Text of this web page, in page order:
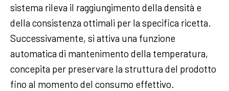
sistema rileva il raggiungimento della densità e
della consistenza ottimali per la specifica ricetta.
Successivamente, si attiva una funzione
automatica di mantenimento della temperatura,
concepita per preservare la struttura del prodotto
fino al momento del consumo effettivo.